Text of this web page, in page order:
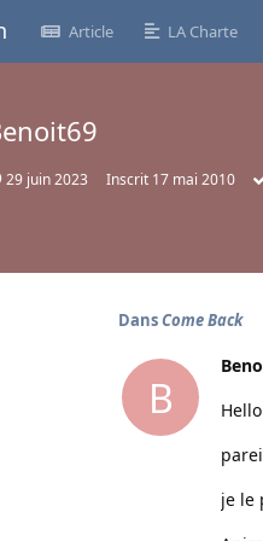
Article LA Charte
29 juin 2023 Inscrit 17 mai 2010
DansCome Back
B
Hello
je le